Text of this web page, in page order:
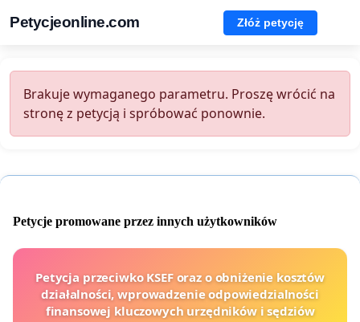
Petycjeonline.com Złóż petycję
Brakuje wymaganego parametru. Proszę wrócić na
stronę z petycją i spróbować ponownie.
Petycje promowane przez innych użytkowników
Petycja przeciwko KSEF oraz o obniżenie kosztów
działalności, wprowadzenie odpowiedzialności
finansowej kluczowych urzędników i sędziów